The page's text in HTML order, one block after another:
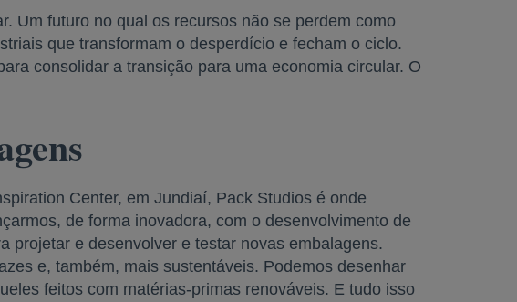
Um futuro no qual os recursos não se perdem como
que transformam o desperdício e fecham o ciclo.
consolidar a transição para uma economia circular. O
Center, em Jundiaí, Pack Studios é onde
de forma inovadora, com o desenvolvimento de
projetar e desenvolver e testar novas embalagens.
e, também, mais sustentáveis. Podemos desenhar
feitos com matérias-primas renováveis. E tudo isso